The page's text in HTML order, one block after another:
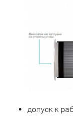
допуск к